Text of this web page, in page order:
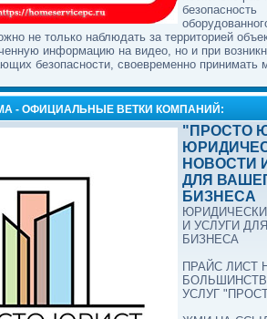
безопасность
не только наблюдать за территорией
информацию на видео, но и при
безопасности, своевременно принимать
- ОФИЦИАЛЬНЫЕ ВЕТКИ КОМПАНИЙ:
"ПРОСТО
НОВОСТИ
ДЛЯ
БИЗНЕСА
И УСЛУГИ
БИЗНЕСА
ПРАЙС ЛИСТ
УСЛУГ